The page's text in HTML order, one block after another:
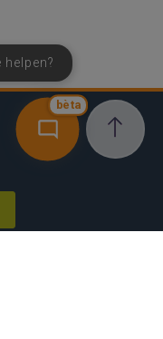
bèta
helpen?